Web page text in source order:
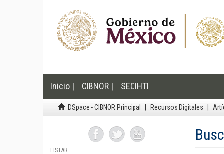
Inicio | CIBNOR | SECIHTI
DSpace - CIBNOR Principal Recursos Digitales
LISTAR